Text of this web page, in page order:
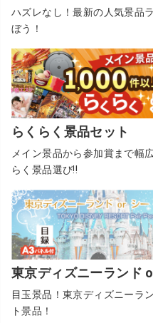
ハズレなし！最新の人気景品
ぼう！
らくらく景品セット
メイン景品から参加賞まで幅
らく景品選び!!
東京ディズニーランド
目玉景品！東京ディズニーラ
ト景品！